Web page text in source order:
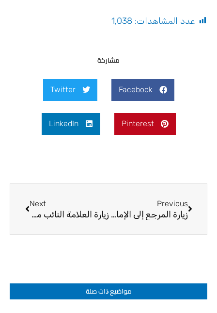
عدد المشاهدات: 1٬038
مشاركة
Facebook
Twitter
Pinterest
LinkedIn
Previous
زيارة المرجع إلى الإمام علي (ع) 6-5-2016
Next
زيارة العلامة النائب محمد الهنداوي لمعرض كربلاء للكتاب
مواضيع ﺫات صلة